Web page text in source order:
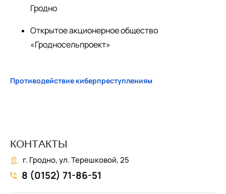
Гродно
Открытое акционерное общество
«Гродносельпроект»
Противодействие киберпреступлениям
КОНТАКТЫ
г. Гродно, ул. Терешковой, 25
8 (0152) 71-86-51